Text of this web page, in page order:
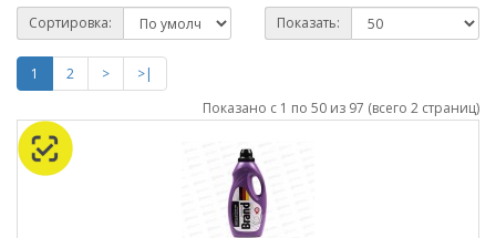
Сортировка: Показать:
1 2 >
>|
Показано с 1 по 50 из 97 (всего 2 страниц)